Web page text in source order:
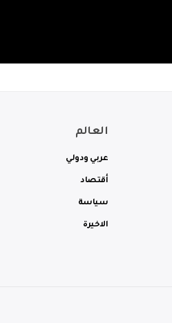
العالم
عربي ودولي
أقتصاد
سياسة
الاخيرة